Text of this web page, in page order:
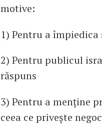
motive:
1) Pentru a
2) Pentru publicul
răspuns
3) Pentru a menține
ceea ce privește